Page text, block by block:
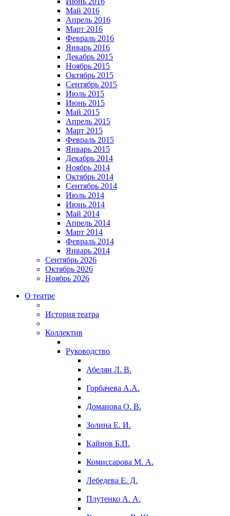
Май 2016
Апрель 2016
Март 2016
Февраль 2016
Январь 2016
Декабрь 2015
Ноябрь 2015
Октябрь 2015
Сентябрь 2015
Июль 2015
Июнь 2015
Май 2015
Апрель 2015
Март 2015
Февраль 2015
Январь 2015
Декабрь 2014
Ноябрь 2014
Октябрь 2014
Сентябрь 2014
Июль 2014
Июнь 2014
Май 2014
Апрель 2014
Март 2014
Февраль 2014
Январь 2014
Сентябрь 2026
Октябрь 2026
Ноябрь 2026
О театре
История театра
Коллектив
Руководство
Абелян Л. В.
Горбачева А.А.
Доманова О. В.
Золина Е. И.
Кайнов Б.П.
Комиссарова М. А.
Лебедева Е. Д.
Плутенко А. А.